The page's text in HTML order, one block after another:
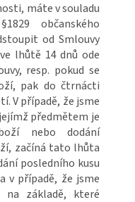
máte v souladu
občanského
od Smlouvy
lhůtě 14 dnů ode
resp. pokud se
pak do čtrnácti
V případě, že jsme
předmětem je
nebo dodání
začíná tato lhůta
posledního kusu
v případě, že jsme
na základě, které